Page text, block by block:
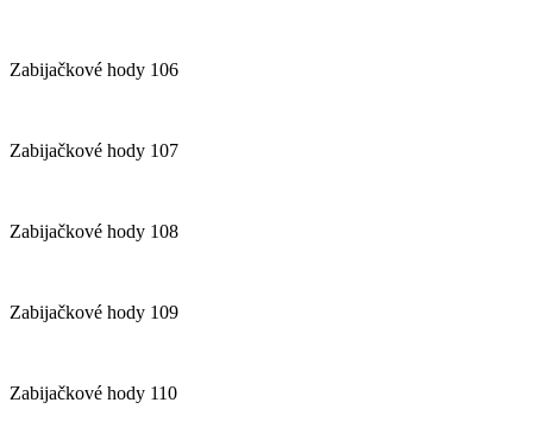
Zabijačkové hody 106
Zabijačkové hody 107
Zabijačkové hody 108
Zabijačkové hody 109
Zabijačkové hody 110